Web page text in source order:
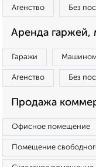
Агенство Без
Аренда гаржей,
Гаражи
Агенство Без
Продажа
Офисное помещение
Помещение